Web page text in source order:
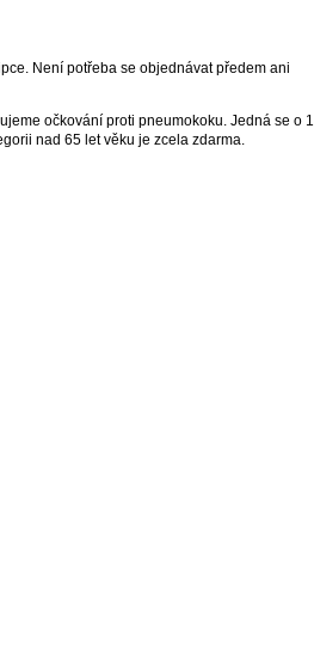
Není potřeba se objednávat předem ani
očkování proti pneumokoku. Jedná se o 1
nad 65 let věku je zcela zdarma.